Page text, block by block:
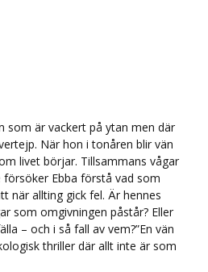
som är vackert på ytan men där
När hon i tonåren blir vän
livet börjar. Tillsammans vågar
försöker Ebba förstå vad som
när allting gick fel. Är hennes
som omgivningen påstår? Eller
– och i så fall av vem?”En vän
thriller där allt inte är som